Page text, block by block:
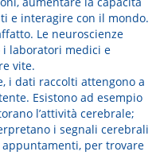
e interagire con il mondo.
Le neuroscienze
laboratori medici e
vite.
i dati raccolti attengono a
Esistono ad esempio
l’attività cerebrale;
i segnali cerebrali
per trovare